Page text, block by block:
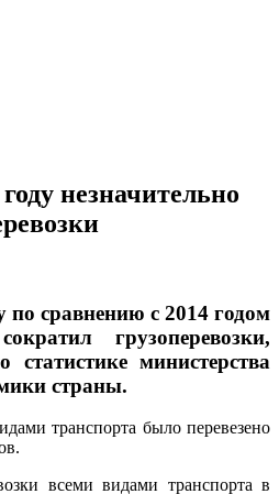
незначительно
по сравнению с 2014 годом
грузоперевозки,
статистике министерства
страны.
транспорта было перевезено
всеми видами транспорта в